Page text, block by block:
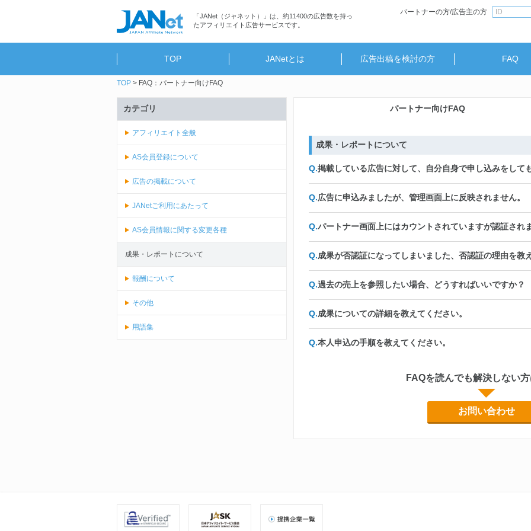
「JANet（ジャネット）」は、約11400の広告数を持っ
たアフィリエイト広告サービスです。
パートナーの方/広告主の方
TOP JANetとは 広告出稿を検討の方 FAQ
TOP FAQ：パートナー向けFAQ
パートナー向けFAQ
成果・レポートについて
掲載している広告に対して、自分自身で申し込みをして
広告に申込みましたが、管理画面上に反映されません。
パートナー画面上にはカウントされていますが認証され
成果が否認証になってしまいました、否認証の理由を教
過去の売上を参照したい場合、どうすればいいですか？
成果についての詳細を教えてください。
本人申込の手順を教えてください。
FAQを読んでも解決しない
お問い合わせ
カテゴリ
アフィリエイト全般
AS会員登録について
広告の掲載について
JANetご利用にあたって
AS会員情報に関する変更各種
成果・レポートについて
報酬について
その他
用語集